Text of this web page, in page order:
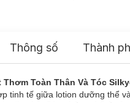
Thông số Thành
Thơm Toàn Thân Và Tóc
tinh tế giữa lotion dưỡng thể